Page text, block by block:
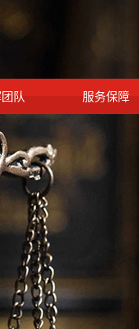
队 服务保障